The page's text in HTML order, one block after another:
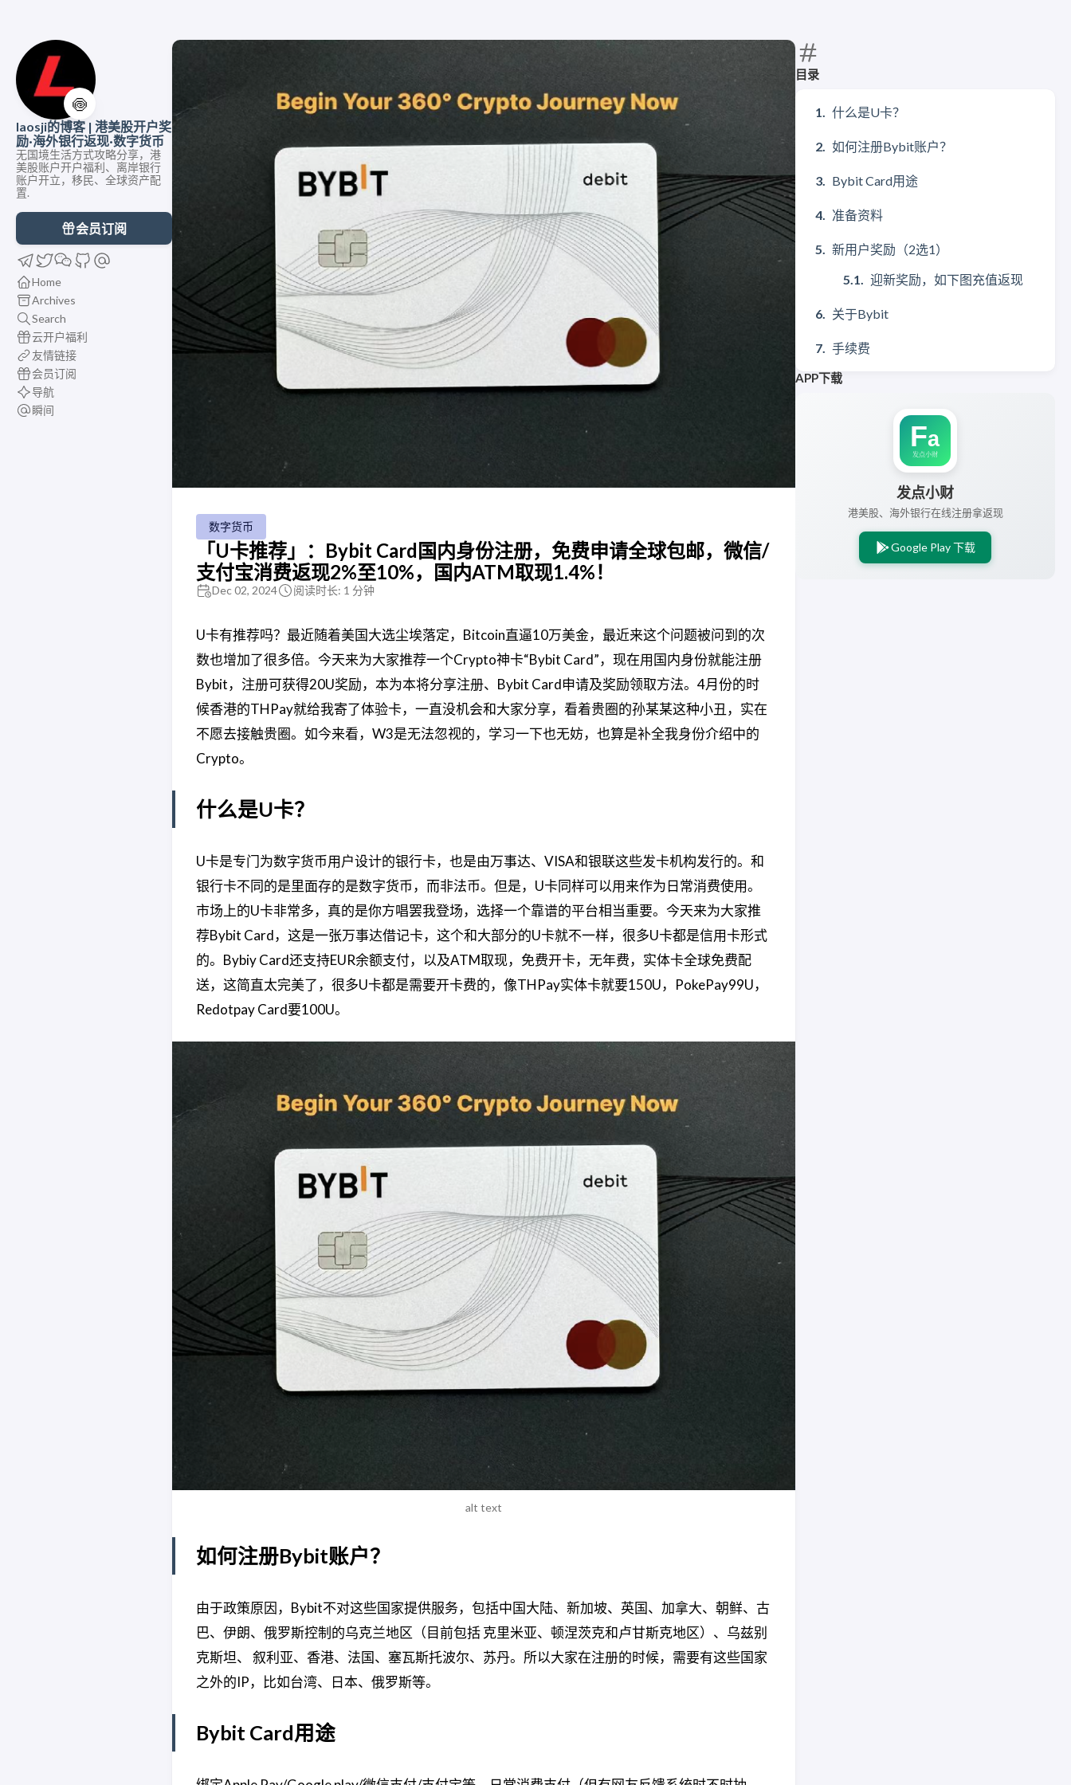
🍥
laosji的博客 | 港美股开户奖
励·海外银行返现·数字货币
无国境生活方式攻略分享，港
美股账户开户福利、离岸银行
账户开立，移民、全球资产配
置.
会员订阅
Home
Archives
Search
云开户福利
友情链接
会员订阅
导航
瞬间
目录
什么是U卡？
如何注册Bybit账户？
Bybit Card用途
准备资料
新用户奖励（2选1）
迎新奖励，如下图充值返现
关于Bybit
手续费
APP下载
发点小财
港美股、海外银行在线注册拿返现
Google Play 下载
数字货币
「U卡推荐」：Bybit Card国内身份注册，免费申请全球包邮，微信/
支付宝消费返现2%至10%，国内ATM取现1.4%！
Dec 02, 2024 阅读时长: 1 分钟
U卡有推荐吗​？最近随着美国大选尘埃落定，Bitcoin直逼10万美金，最近来这个问题被问到的次
数也增加了很多倍。今天来为大家推荐一个Crypto神卡“Bybit Card”，现在用国内身份就能注册
Bybit，注册可获得20U奖励，本为本将分享注册、Bybit Card申请及奖励领取方法。​​4月份的时
候香港的THPay就给我寄了体验卡，一直没机会和大家分享，看着贵圈的孙某某这种小丑，实在
不愿去接触贵圈。​如今来看，W3是无法忽视的，学习一下也无妨，也算是补全我身份介绍中的
Crypto。
什么是U卡？
U卡是专门为数字货币用户设计的银行卡，也是由万事达、VISA和银联这些发卡机构发行的。和
银行卡不同的是里面存的是数字货币，而非法币。但是，U卡同样可以用来作为日常消费使用。
市场上的U卡非常多，真的是你方唱罢我登场，选择一个靠谱的平台相当重要。今天来为大家推
荐Bybit Card，这是一张万事达借记卡，这个和大部分的U卡就不一样，很多U卡都是信用卡形式
的。Bybiy Card还支持EUR余额支付，以及ATM取现，免费开卡，无年费，实体卡全球免费配
送，这简直太完美了，很多U卡都是需要开卡费的，像THPay实体卡就要150U，PokePay99U，
Redotpay Card要100U。
alt text
如何注册Bybit账户？
由于政策原因，Bybit不对这些国家提供服务，包括中国大陆、新加坡、英国、加拿大、朝鲜、古
巴、伊朗、俄罗斯控制的乌克兰地区（目前包括 克里米亚、顿涅茨克和卢甘斯克地区）、乌兹别
克斯坦、 叙利亚、香港、法国、塞瓦斯托波尔、苏丹。所以大家在注册的时候，需要有这些国家
之外的IP，比如台湾、日本、俄罗斯等。
Bybit Card用途